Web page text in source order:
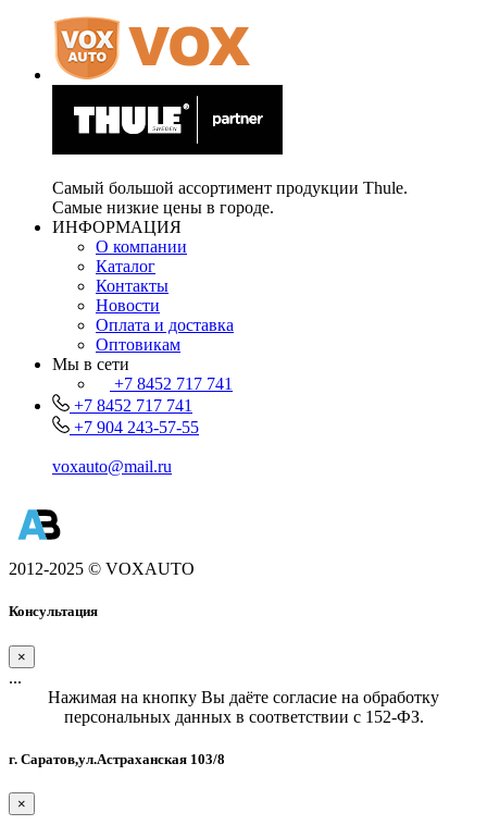
Самый большой ассортимент продукции Thule.
Самые низкие цены в городе.
ИНФОРМАЦИЯ
О компании
Каталог
Контакты
Новости
Оплата и доставка
Оптовикам
Мы в сети
+7 8452 717 741
+7 8452 717 741
+7 904 243-57-55
voxauto@mail.ru
2012-2025 © VOXAUTO
Консультация
×
...
Нажимая на кнопку Вы даёте согласие на обработку
персональных данных в соответствии с 152-ФЗ.
г. Саратов,ул.Астраханская 103/8
×